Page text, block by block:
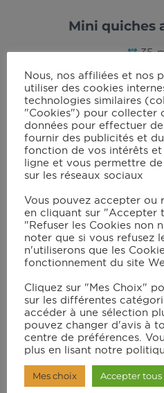
Mini quiches
35
Nous, nos affiliées et nos
utiliser des cookies
technologies similaires
"Cookies") pour collecter
données pour effectuer
fournir des publicités et
fonction de vos intérêts
ligne et vous permettre
sur les réseaux sociaux
Vous pouvez accepter ou
en cliquant sur "Accepter
"Refuser les Cookies non
noter que si vous refusez
n'utiliserons que les
fonctionnement du site
Cliquez sur "Mes Choix"
sur les différentes
accéder à une sélection
pouvez changer d'avis à
centre de préférences.
plus en lisant notre
Mes choix Accepter tous